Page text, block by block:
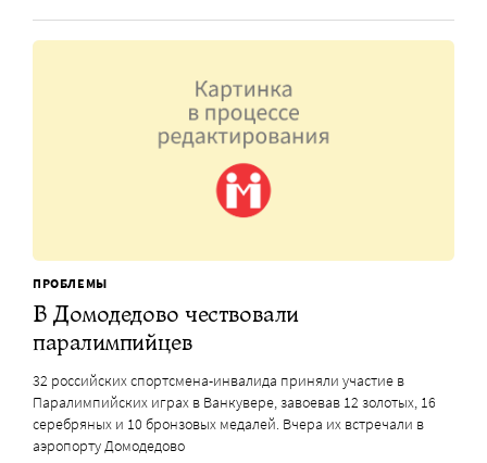
ПРОБЛЕМЫ
В Домодедово чествовали
паралимпийцев
32 российских спортсмена-инвалида приняли участие в
Паралимпийских играх в Ванкувере, завоевав 12 золотых, 16
серебряных и 10 бронзовых медалей. Вчера их встречали в
аэропорту Домодедово